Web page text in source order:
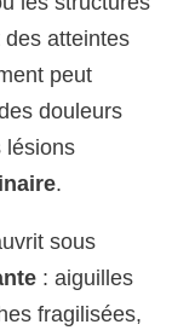
atteintes
peut
douleurs
lésions
.
sous
: aiguilles
fragilisées,